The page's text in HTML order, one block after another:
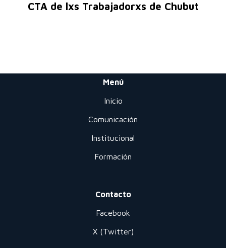
CTA de lxs Trabajadorxs de Chubut
Menú
Inicio
Comunicación
Institucional
Formación
Contacto
Facebook
X (Twitter)